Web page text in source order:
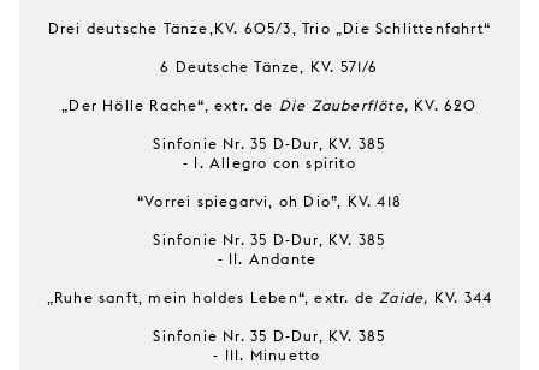
Drei deutsche Tänze,KV. 605/3, Trio „Die Schlittenfahrt“
6 Deutsche Tänze, KV. 571/6
„Der Hölle Rache“, extr. de Die Zauberflöte, KV. 620
Sinfonie Nr. 35 D-Dur, KV. 385
- I. Allegro con spirito
“Vorrei spiegarvi, oh Dio”, KV. 418
Sinfonie Nr. 35 D-Dur, KV. 385
- II. Andante
„Ruhe sanft, mein holdes Leben“, extr. deZaide, KV. 344
Sinfonie Nr. 35 D-Dur, KV. 385
- III. Minuetto